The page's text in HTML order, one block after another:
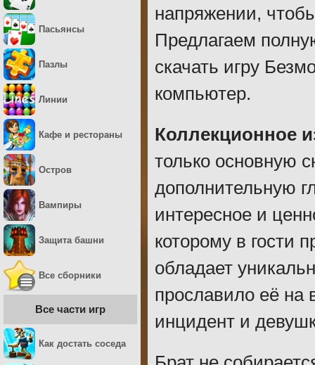
напряжении,
Предлагаем
скачать игру
компьютер.
Коллекционное
только основную
дополнительную
интересное и
которому в гости
обладает
прославило её на
инцидент и
Пасьянсы
Пазлы
Линии
Кафе и рестораны
Остров
Вампиры
Защита башни
Все сборники
Все части игр
Как достать соседа